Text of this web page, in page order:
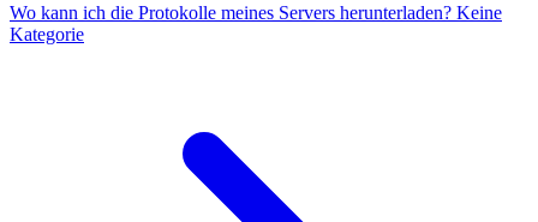
Wo kann ich die Protokolle meines Servers herunterladen? Keine
Kategorie